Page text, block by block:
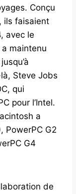
Conçu
ils faisaient
avec le
maintenu
Steve Jobs
qui
pour l’Intel.
a
PowerPC G2
G4
de